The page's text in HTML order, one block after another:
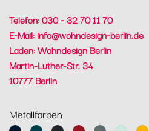
Telefon: 030 - 32 70 11 70
E-Mail: info@wohndesign-berlin.de
Laden: Wohndesign Berlin
Martin-Luther-Str. 34
10777 Berlin
Metallfarben